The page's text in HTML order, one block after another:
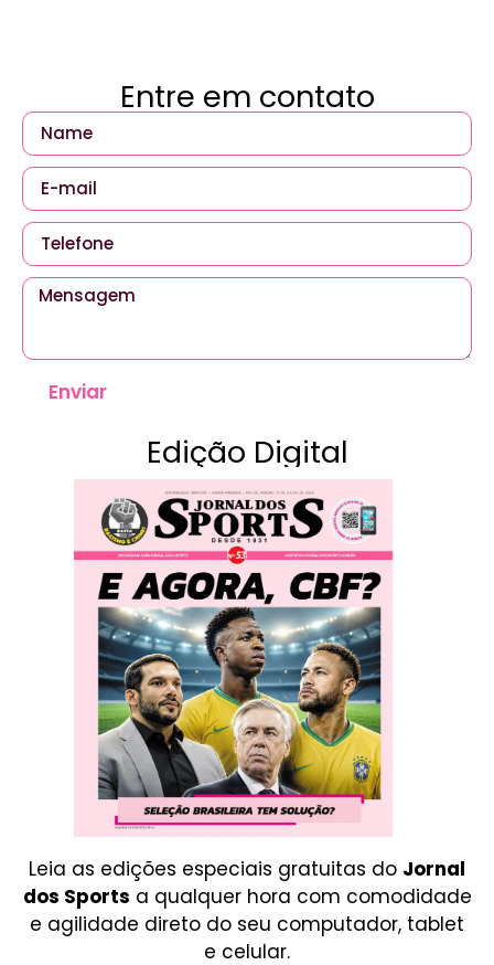
Entre em contato
Enviar
Edição Digital
Leia as edições especiais gratuitas do Jornal
dos Sports a qualquer hora com comodidade
e agilidade direto do seu computador, tablet
e celular.